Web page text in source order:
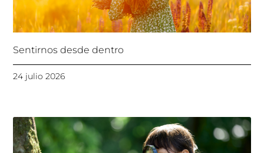
Sentirnos desde dentro
24 julio 2026